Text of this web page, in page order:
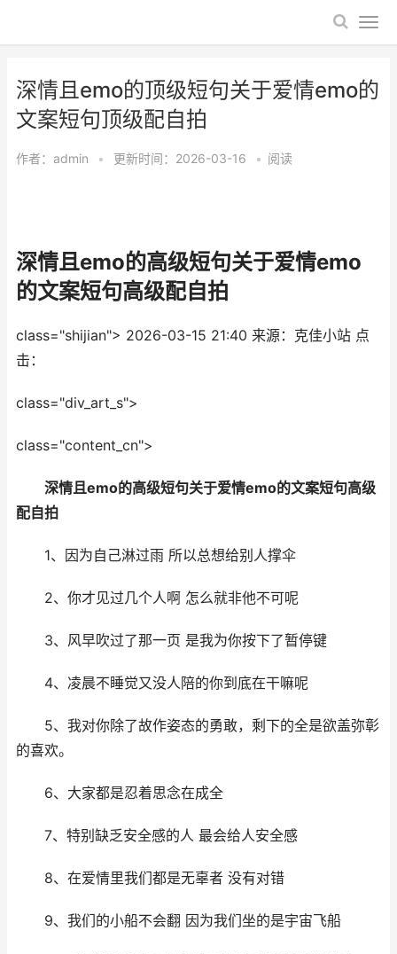
​深情且emo的顶级短句关于爱情emo的
文案短句顶级配自拍
作者： admin • 更新时间：2026-03-16 • 阅读
​深情且emo的高级短句关于爱情emo
的文案短句高级配自拍
class="shijian"> 2026-03-15 21:40 来源：克佳小站 点
击：
class="div_art_s">
class="content_cn">
深情且emo的高级短句关于爱情emo的文案短句高级
配自拍
1、因为自己淋过雨 所以总想给别人撑伞
2、你才见过几个人啊 怎么就非他不可呢
3、风早吹过了那一页 是我为你按下了暂停键
4、凌晨不睡觉又没人陪的你到底在干嘛呢
5、我对你除了故作姿态的勇敢，剩下的全是欲盖弥彰
的喜欢。
6、大家都是忍着思念在成全
7、特别缺乏安全感的人 最会给人安全感
8、在爱情里我们都是无辜者 没有对错
9、我们的小船不会翻 因为我们坐的是宇宙飞船